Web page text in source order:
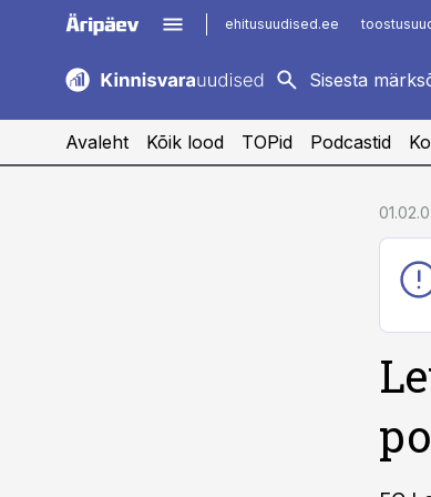
ehitusuudised.ee
kaubandus.ee
logistikauudised.ee
imelineajalugu.ee
Avaleht Kõik lood TOPid Podcastid